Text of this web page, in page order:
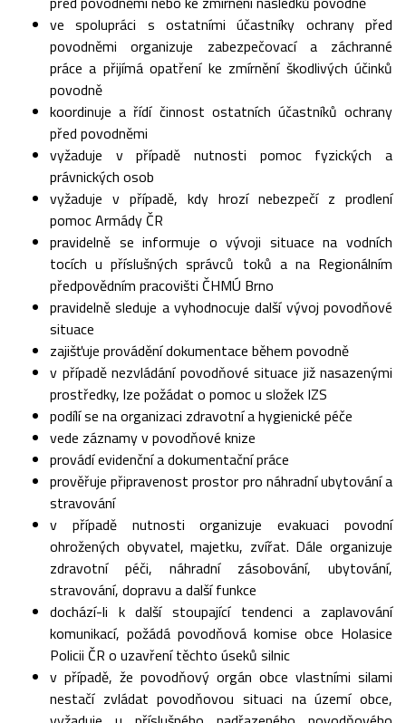
ve spolupráci s ostatními účastníky ochrany před
povodněmi organizuje zabezpečovací a záchranné
práce a přijímá opatření ke zmírnění škodlivých účinků
povodně
koordinuje a řídí činnost ostatních účastníků ochrany
před povodněmi
vyžaduje v případě nutnosti pomoc fyzických a
právnických osob
vyžaduje v případě, kdy hrozí nebezpečí z prodlení
pomoc Armády ČR
pravidelně se informuje o vývoji situace na vodních
tocích u příslušných správců toků a na Regionálním
předpovědním pracovišti ČHMÚ Brno
pravidelně sleduje a vyhodnocuje další vývoj povodňové
situace
zajišťuje provádění dokumentace během povodně
v případě nezvládání povodňové situace již nasazenými
prostředky, lze požádat o pomoc u složek IZS
podílí se na organizaci zdravotní a hygienické péče
vede záznamy v povodňové knize
provádí evidenční a dokumentační práce
prověřuje připravenost prostor pro náhradní ubytování a
stravování
v případě nutnosti organizuje evakuaci povodní
ohrožených obyvatel, majetku, zvířat. Dále organizuje
zdravotní péči, náhradní zásobování, ubytování,
stravování, dopravu a další funkce
dochází-li k další stoupající tendenci a zaplavování
komunikací, požádá povodňová komise obce Holasice
Policii ČR o uzavření těchto úseků silnic
v případě, že povodňový orgán obce vlastními silami
nestačí zvládat povodňovou situaci na území obce,